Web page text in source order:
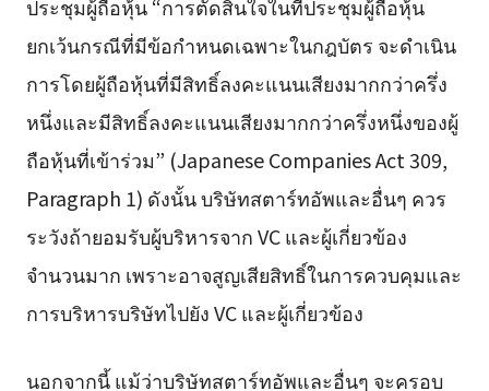
ประชุมผู้ถือหุ้น “การตัดสินใจในที่ประชุมผู้ถือหุ้น
ยกเว้นกรณีที่มีข้อกำหนดเฉพาะในกฎบัตร จะดำเนิน
การโดยผู้ถือหุ้นที่มีสิทธิ์ลงคะแนนเสียงมากกว่าครึ่ง
หนึ่งและมีสิทธิ์ลงคะแนนเสียงมากกว่าครึ่งหนึ่งของผู้
ถือหุ้นที่เข้าร่วม” (Japanese Companies Act 309,
Paragraph 1) ดังนั้น บริษัทสตาร์ทอัพและอื่นๆ ควร
ระวังถ้ายอมรับผู้บริหารจาก VC และผู้เกี่ยวข้อง
จำนวนมาก เพราะอาจสูญเสียสิทธิ์ในการควบคุมและ
การบริหารบริษัทไปยัง VC และผู้เกี่ยวข้อง
นอกจากนี้ แม้ว่าบริษัทสตาร์ทอัพและอื่นๆ จะครอบ